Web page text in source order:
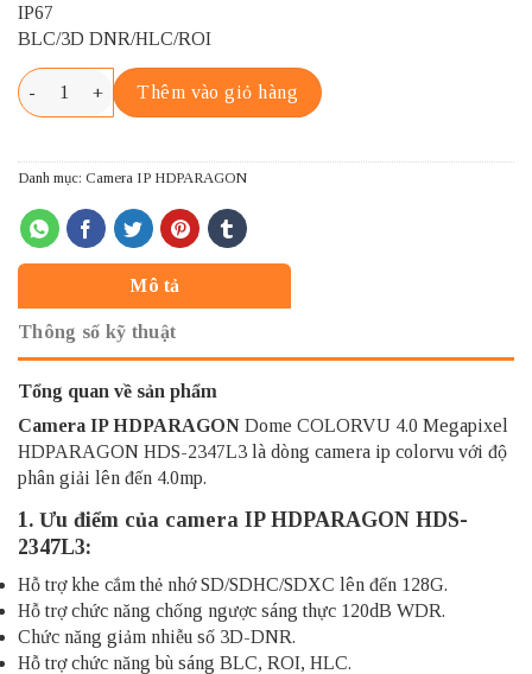
IP67
BLC/3D DNR/HLC/ROI
HDPARAGON HDS-2347L3 số lượng
Thêm vào giỏ hàng
Danh mục: Camera IP HDPARAGON
Mô tả
Thông số kỹ thuật
Tổng quan về sản phẩm
Camera IP HDPARAGON Dome COLORVU 4.0 Megapixel
HDPARAGON HDS-2347L3 là dòng camera ip colorvu với độ
phân giải lên đến 4.0mp.
1. Ưu điểm của camera IP HDPARAGON HDS-
2347L3:
Hỗ trợ khe cắm thẻ nhớ SD/SDHC/SDXC lên đến 128G.
Hỗ trợ chức năng chống ngược sáng thực 120dB WDR.
Chức năng giảm nhiễu số 3D-DNR.
Hỗ trợ chức năng bù sáng BLC, ROI, HLC.